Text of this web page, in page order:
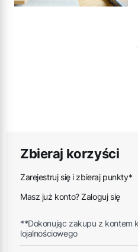
Zbieraj korzyści
Zarejestruj się i zbieraj punkty*
Masz już konto? Zaloguj się
**Dokonując zakupu z kontem
lojalnościowego